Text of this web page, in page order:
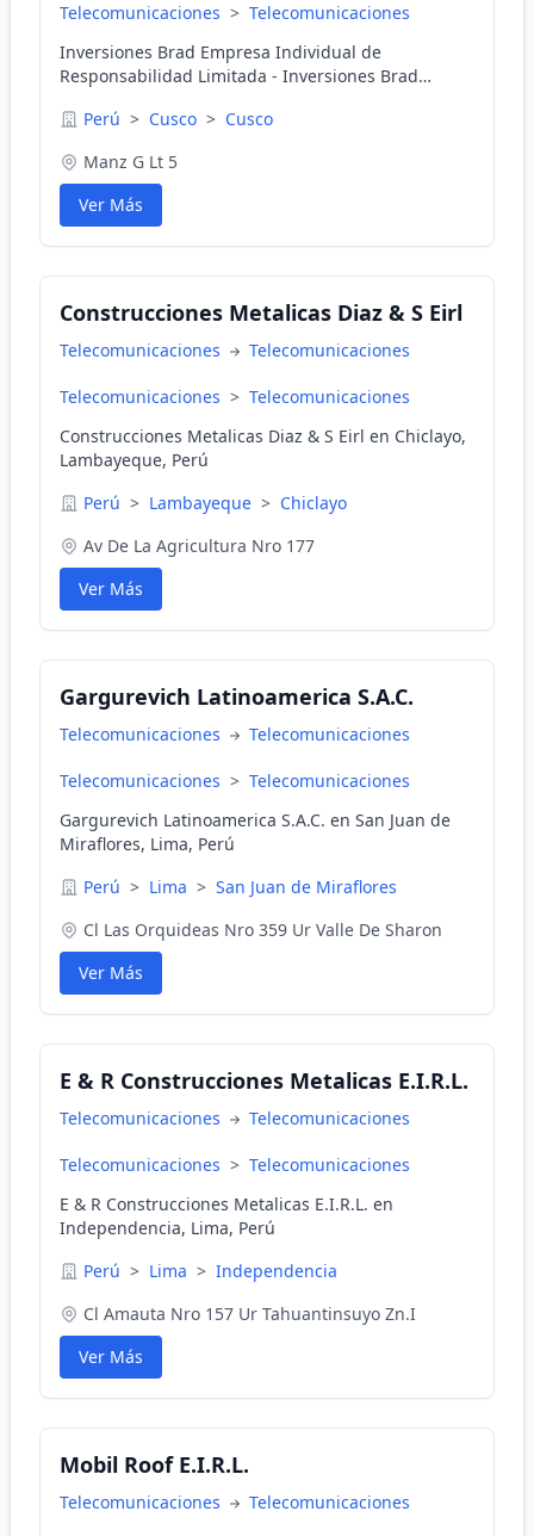
Telecomunicaciones > Telecomunicaciones
Inversiones Brad Empresa Individual de
Responsabilidad Limitada - Inversiones Brad
Perú > Cusco > Cusco
Manz G Lt 5
Ver Más
Construcciones Metalicas Diaz & S Eirl
Telecomunicaciones Telecomunicaciones
Telecomunicaciones > Telecomunicaciones
Construcciones Metalicas Diaz & S Eirl en Chiclayo,
Lambayeque, Perú
Perú > Lambayeque > Chiclayo
Av De La Agricultura Nro 177
Ver Más
Gargurevich Latinoamerica S.A.C.
Telecomunicaciones Telecomunicaciones
Telecomunicaciones > Telecomunicaciones
Gargurevich Latinoamerica S.A.C. en San Juan de
Miraflores, Lima, Perú
Perú > Lima > San Juan de Miraflores
Cl Las Orquideas Nro 359 Ur Valle De Sharon
Ver Más
E & R Construcciones Metalicas E.I.R.L.
Telecomunicaciones Telecomunicaciones
Telecomunicaciones > Telecomunicaciones
E & R Construcciones Metalicas E.I.R.L. en
Independencia, Lima, Perú
Perú > Lima > Independencia
Cl Amauta Nro 157 Ur Tahuantinsuyo Zn.I
Ver Más
Mobil Roof E.I.R.L.
Telecomunicaciones Telecomunicaciones